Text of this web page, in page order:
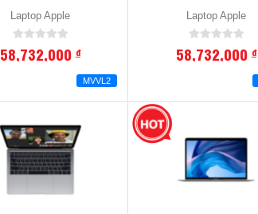
Laptop Apple
58,732,000 đ
MVVL2
Laptop Apple
58,732,000 đ